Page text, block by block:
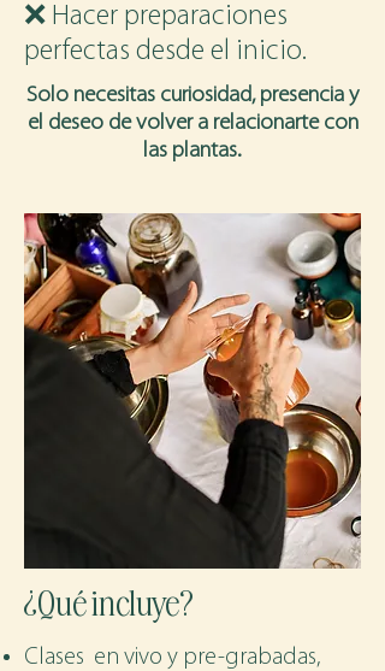
❌ Hacer preparaciones
perfectas desde el inicio.
Solo necesitas curiosidad, presencia y
el deseo de volver a relacionarte con
las plantas.
¿Qué incluye?
Clases en vivo y pre-grabadas,